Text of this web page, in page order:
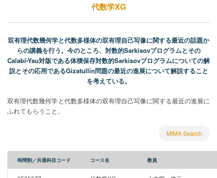
代数学XG
双有理代数幾何学と代数多様体の双有理自己写像に関する最近の話題か
らの講義を行う。今のところ、対数的Sarkisovプログラムとその
Calabi-Yau対版である体積保存対数的Sarkisovプログラムについての解
説とその応用であるGizatullin問題の最近の進展について解説すること
を考えている。
双有理代数幾何学と代数多様体の双有理自己写像に関する最近の進展に
ふれてもらうこと。
MIMA Search
時間割／共通科目コード コース名 教員